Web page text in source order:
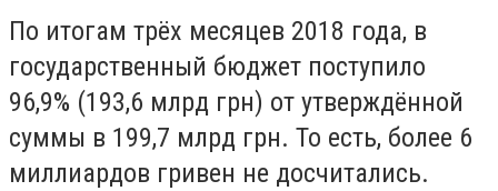
По итогам трёх месяцев 2018 года, в
государственный бюджет поступило
96,9% (193,6 млрд грн) от утверждённой
суммы в 199,7 млрд грн. То есть, более 6
миллиардов гривен не досчитались.